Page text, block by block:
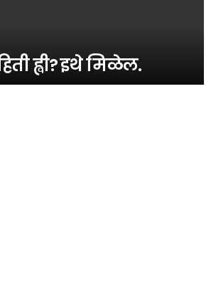
ह्वी? इथे मिळेल.